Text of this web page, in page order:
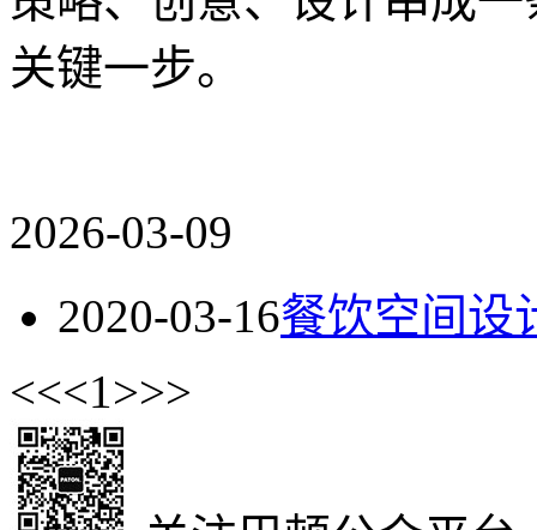
关键一步。
2026-03-09
2020-03-16餐饮空间设
<<<1>>>